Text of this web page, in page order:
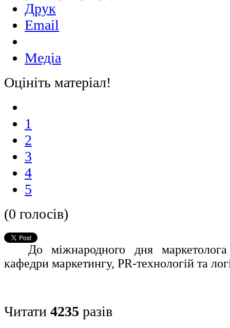
Друк
Email
Медіа
Оцініть матеріал!
1
2
3
4
5
(0 голосів)
До міжнародного дня
кафедри маркетингу, PR-технологій та
Читати 4235 разів